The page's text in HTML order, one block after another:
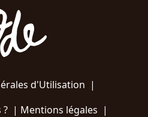
d'Utilisation |
| Mentions légales |